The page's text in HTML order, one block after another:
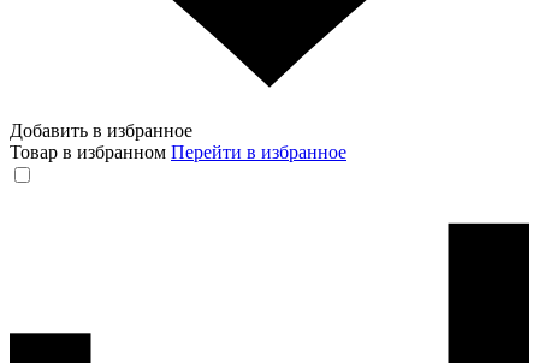
Добавить в избранное
Товар в избранном Перейти в избранное